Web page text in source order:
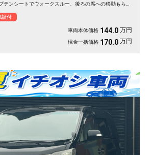
ンシートでウォークスルー、後ろの席への移動もらく
、この一台で快適にこなせます🎵 細部まで丁寧に手
《1年保証付》で毎日を支えます🚗
証付
車両本体価格 144.0 万円
現金一括価格 170.0 万円